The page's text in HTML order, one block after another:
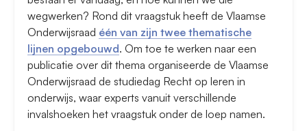
wegwerken? Rond dit vraagstuk heeft de Vlaamse
Onderwijsraad één van zijn twee thematische
lijnen opgebouwd. Om toe te werken naar een
publicatie over dit thema organiseerde de Vlaamse
Onderwijsraad de studiedag Recht op leren in
onderwijs, waar experts vanuit verschillende
invalshoeken het vraagstuk onder de loep namen.